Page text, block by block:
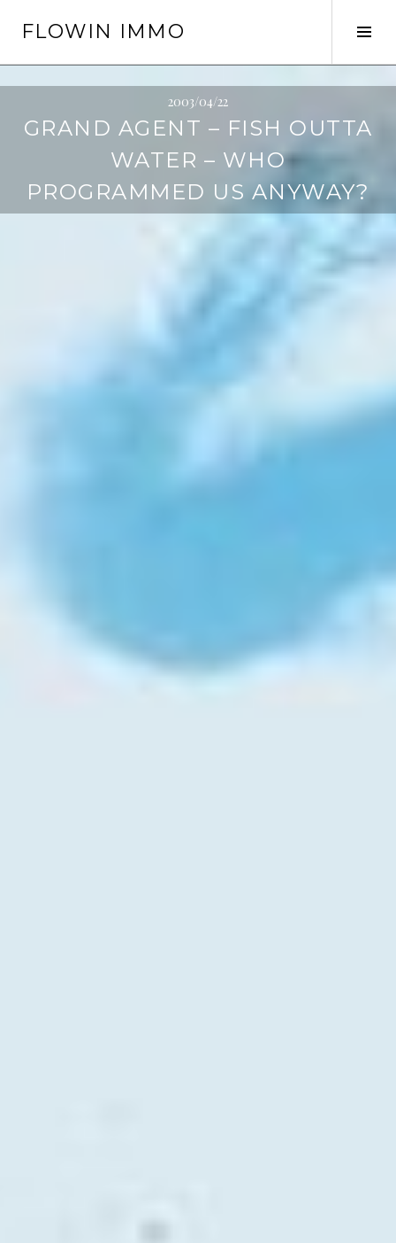
zumFLOWIN IMMO
2003/04/22
GRAND AGENT – FISH OUTTA
WATER – WHO
PROGRAMMED US ANYWAY?